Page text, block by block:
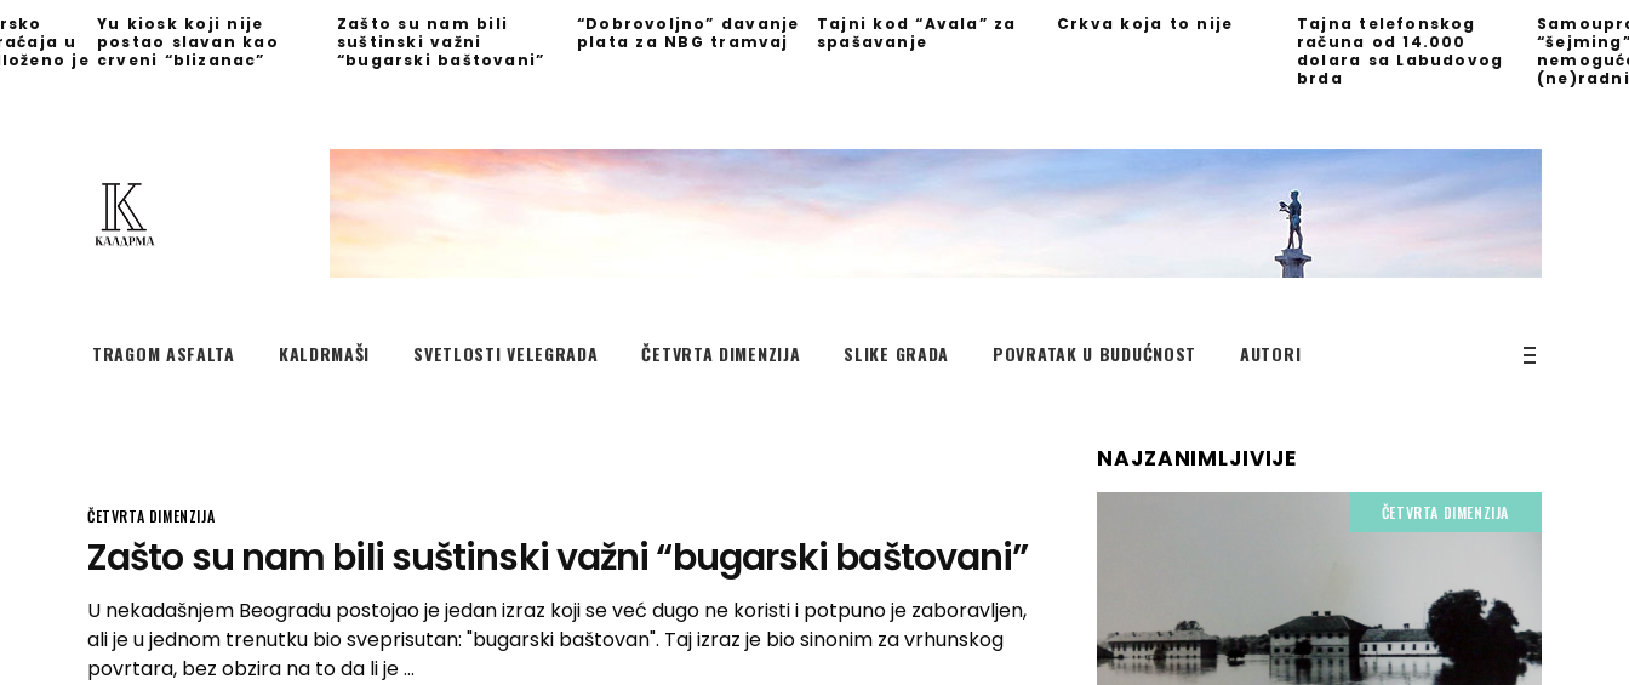
u
je
Yu kiosk koji nije
postao slavan kao
crveni “blizanac”
Zašto su nam bili
suštinski važni
“bugarski baštovani”
“Dobrovoljno” davanje
plata za NBG tramvaj
Tajni kod “Avala” za
spašavanje
Crkva koja to nije
Tajna telefonskog
računa od 14.000
dolara sa Labudovog
brda
TRAGOM ASFALTA KALDRMAŠI SVETLOSTI VELEGRADA ČETVRTA DIMENZIJA SLIKE GRADA POVRATAK U BUDUĆNOST AUTORI
ČETVRTA DIMENZIJA
Zašto su nam bili suštinski važni “bugarski baštovani”
U nekadašnjem Beogradu postojao je jedan izraz koji se već dugo ne koristi i potpuno je zaboravljen,
ali je u jednom trenutku bio sveprisutan: "bugarski baštovan". Taj izraz je bio sinonim za vrhunskog
povrtara, bez obzira na to da li je
NAJZANIMLJIVIJE
ČETVRTA DIMENZIJA